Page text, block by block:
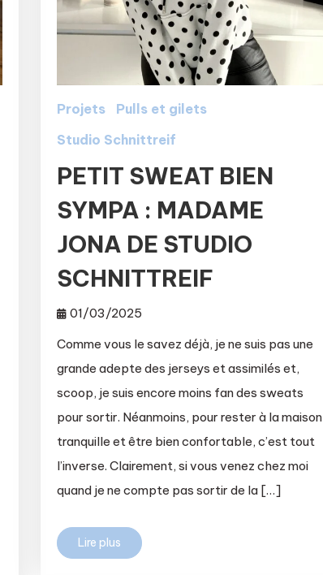
Projets
Pulls et gilets
Studio Schnittreif
PETIT SWEAT BIEN
SYMPA : MADAME
JONA DE STUDIO
SCHNITTREIF
01/03/2025
Comme vous le savez déjà, je ne suis pas une
grande adepte des jerseys et assimilés et,
scoop, je suis encore moins fan des sweats
pour sortir. Néanmoins, pour rester à la maison
tranquille et être bien confortable, c’est tout
l’inverse. Clairement, si vous venez chez moi
quand je ne compte pas sortir de la […]
Lire plus